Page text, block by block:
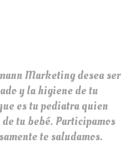
Marketing desea ser
y la higiene de tu
es tu pediatra quien
tu bebé. Participamos
te saludamos.